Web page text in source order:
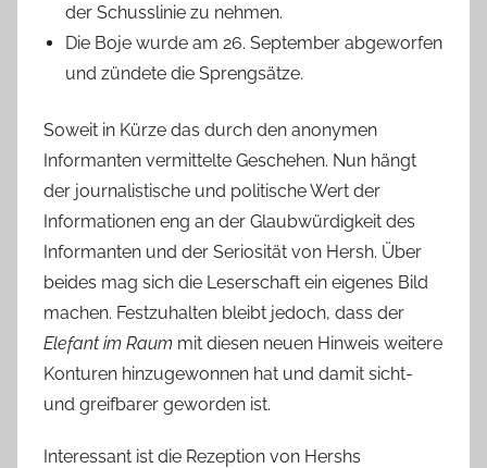
der Schusslinie zu nehmen.
Die Boje wurde am 26. September abgeworfen
und zündete die Sprengsätze.
Soweit in Kürze das durch den anonymen
Informanten vermittelte Geschehen. Nun hängt
der journalistische und politische Wert der
Informationen eng an der Glaubwürdigkeit des
Informanten und der Seriosität von Hersh. Über
beides mag sich die Leserschaft ein eigenes Bild
machen. Festzuhalten bleibt jedoch, dass der
Elefant im Raum mit diesen neuen Hinweis weitere
Konturen hinzugewonnen hat und damit sicht-
und greifbarer geworden ist.
Interessant ist die Rezeption von Hershs